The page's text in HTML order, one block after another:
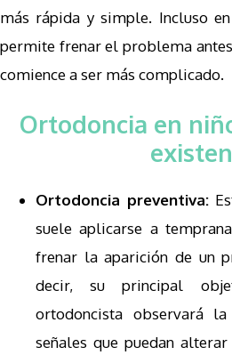
más rápida y simple. Incluso
permite frenar el problema
comience a ser más complicado.
Ortodoncia en
Ortodoncia preventiva:
suele aplicarse a
frenar la aparición de un
decir, su principal
ortodoncista observará
señales que puedan